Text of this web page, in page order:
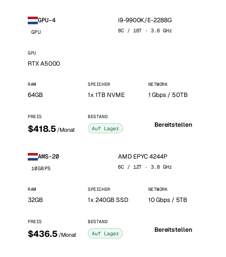
GPU-4
GPU
i9-9900K/E-2288G
8C / 16T · 3.6 GHz
GPU
RTX A5000
RAM
64GB
SPEICHER
1x 1TB NVME
NETWORK
1 Gbps / 50TB
PREIS
$418.5 /Monat
BESTAND
Auf Lager Bereitstellen
AMS-20
10GBPS
AMD EPYC 4244P
6C / 12T · 3.8 GHz
RAM
32GB
SPEICHER
1x 240GB SSD
NETWORK
10 Gbps / 5TB
PREIS
$436.5 /Monat
BESTAND
Auf Lager Bereitstellen